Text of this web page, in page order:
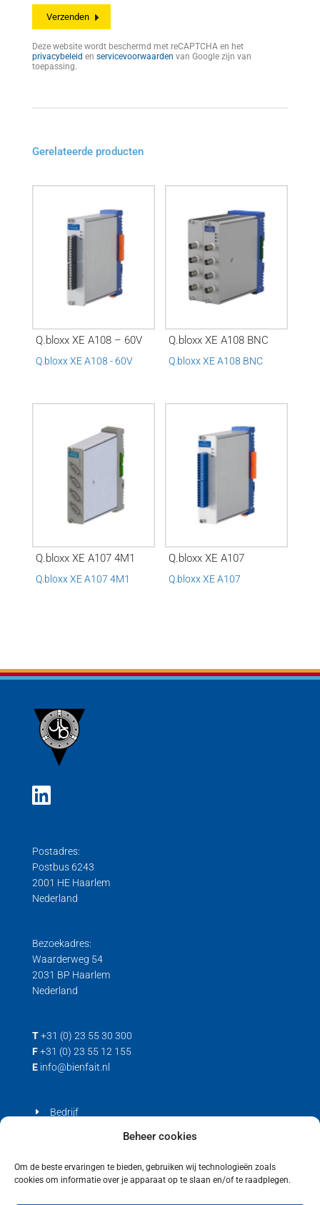
Beheer cookies
Om de beste ervaringen te bieden, gebruiken wij technologieën zoals
cookies om informatie over je apparaat op te slaan en/of te raadplegen.
Deze website wordt beschermd met reCAPTCHA en het
privacybeleid en servicevoorwaarden van Google zijn van
toepassing.
Gerelateerde producten
Q.bloxx XE A108 – 60V
Q.bloxx XE A108 - 60V
Q.bloxx XE A108 BNC
Q.bloxx XE A108 BNC
Q.bloxx XE A107 4M1
Q.bloxx XE A107 4M1
Q.bloxx XE A107
Q.bloxx XE A107
Postadres:
Postbus 6243
2001 HE Haarlem
Nederland
Bezoekadres:
Waarderweg 54
2031 BP Haarlem
Nederland
T +31 (0) 23 55 30 300
F +31 (0) 23 55 12 155
E info@bienfait.nl
Bedrijf